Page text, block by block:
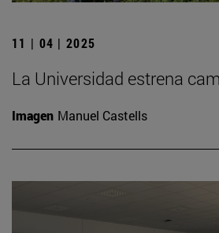
11 | 04 | 2025
La Universidad estrena
Imagen Manuel Castells